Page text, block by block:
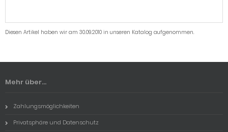
Diesen Artikel haben wir am 30.09.2010 in unseren Katalog aufgenommen.
Mehr über...
Zahlungsmöglichkeiten
Privatsphäre und Datenschutz